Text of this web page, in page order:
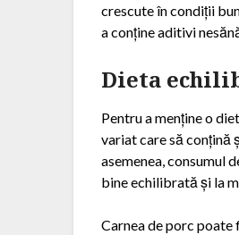
crescute în condiții
a conține aditivi
Dieta
Pentru a menține o
variat care să conțină
asemenea, consumul
bine echilibrată și la
Carnea de porc